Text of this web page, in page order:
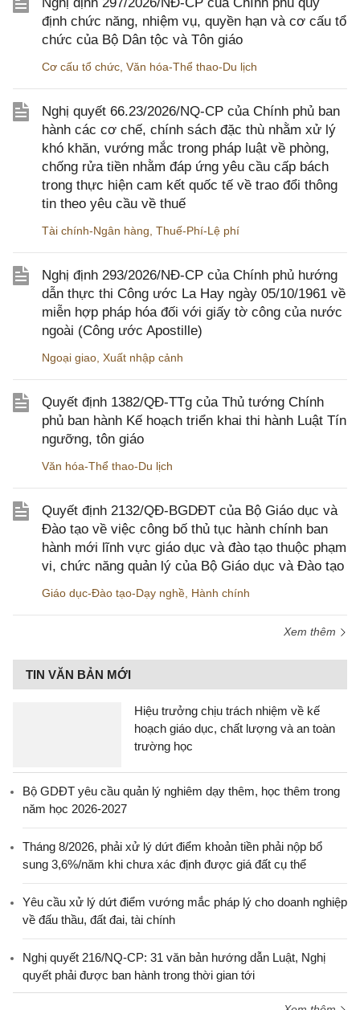
định chức năng, nhiệm vụ, quyền hạn và cơ cấu tổ
chức của Bộ Dân tộc và Tôn giáo
Cơ cấu tổ chức Văn hóa-Thể thao-Du lịch
Nghị quyết 66.23/2026/NQ-CP của Chính phủ ban
hành các cơ chế, chính sách đặc thù nhằm xử lý
khó khăn, vướng mắc trong pháp luật về phòng,
chống rửa tiền nhằm đáp ứng yêu cầu cấp bách
trong thực hiện cam kết quốc tế về trao đổi thông
tin theo yêu cầu về thuế
Tài chính-Ngân hàng Thuế-Phí-Lệ phí
Nghị định 293/2026/NĐ-CP của Chính phủ hướng
dẫn thực thi Công ước La Hay ngày 05/10/1961 về
miễn hợp pháp hóa đối với giấy tờ công của nước
ngoài (Công ước Apostille)
Ngoại giao Xuất nhập cảnh
Quyết định 1382/QĐ-TTg của Thủ tướng Chính
phủ ban hành Kế hoạch triển khai thi hành Luật Tín
ngưỡng, tôn giáo
Văn hóa-Thể thao-Du lịch
Quyết định 2132/QĐ-BGDĐT của Bộ Giáo dục và
Đào tạo về việc công bố thủ tục hành chính ban
hành mới lĩnh vực giáo dục và đào tạo thuộc phạm
vi, chức năng quản lý của Bộ Giáo dục và Đào tạo
Giáo dục-Đào tạo-Dạy nghề Hành chính
Xem thêm
TIN VĂN BẢN MỚI
Hiệu trưởng chịu trách nhiệm về kế
hoạch giáo dục, chất lượng và an toàn
trường học
Bộ GDĐT yêu cầu quản lý nghiêm dạy thêm, học thêm trong
năm học 2026-2027
Tháng 8/2026, phải xử lý dứt điểm khoản tiền phải nộp bổ
sung 3,6%/năm khi chưa xác định được giá đất cụ thể
Yêu cầu xử lý dứt điểm vướng mắc pháp lý cho doanh nghiệp
về đấu thầu, đất đai, tài chính
Nghị quyết 216/NQ-CP: 31 văn bản hướng dẫn Luật, Nghị
quyết phải được ban hành trong thời gian tới